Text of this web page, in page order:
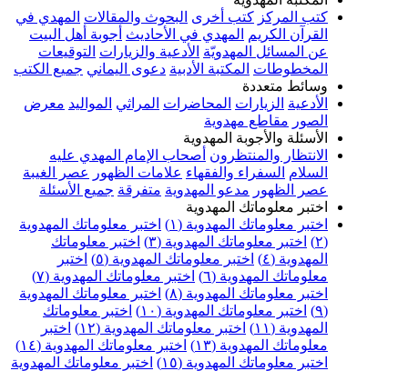
كتب المركز كتب أخرى البحوث والمقالات المهدي في
القرآن الكريم
المهدي في الأحاديث أجوبة أهل البيت
عن المسائل المهدويّة الأدعية والزيارات التوقيعات
المخطوطات المكتبة الأدبية دعوى اليماني جميع الكتب
وسائط متعددة
الأدعية الزيارات المحاضرات المراثي المواليد معرض
الصور مقاطع مهدوية
الأسئلة والأجوبة المهدوية
الانتظار والمنتظرون أصحاب الإمام المهدي عليه
السلام السفراء والفقهاء علامات الظهور
عصر الغيبة
عصر الظهور مدعو المهدوية متفرقة جميع الأسئلة
اختبر معلوماتك المهدوية
اختبر معلوماتك المهدوية (١)
اختبر معلوماتك المهدوية
(٢)
اختبر معلوماتك المهدوية (٣)
اختبر معلوماتك
المهدوية (٤)
اختبر معلوماتك المهدوية (٥)
اختبر
معلوماتك المهدوية (٦)
اختبر معلوماتك المهدوية (٧)
اختبر معلوماتك المهدوية (٨)
اختبر معلوماتك المهدوية
(٩)
اختبر معلوماتك المهدوية (١٠)
اختبر معلوماتك
المهدوية (١١)
اختبر معلوماتك المهدوية (١٢)
اختبر
معلوماتك المهدوية (١٣)
اختبر معلوماتك المهدوية (١٤)
اختبر معلوماتك المهدوية (١٥)
اختبر معلوماتك المهدوية